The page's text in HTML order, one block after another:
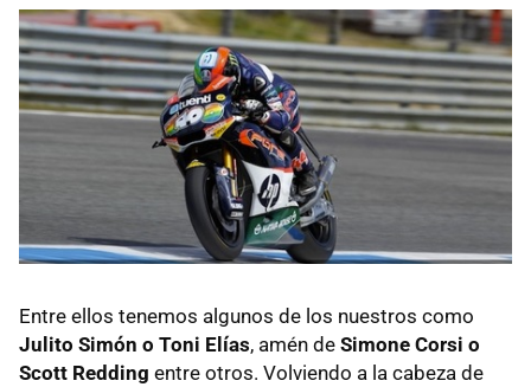
Entre ellos tenemos algunos de los nuestros como
Julito Simón o Toni Elías, amén de Simone Corsi o
Scott Redding entre otros. Volviendo a la cabeza de